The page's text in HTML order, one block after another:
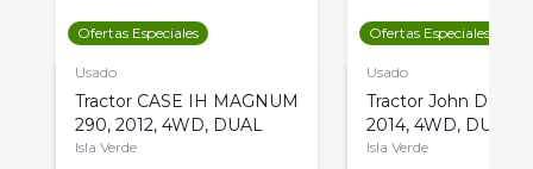
Ofertas Especiales
Usado
Tractor CASE IH MAGNUM
290, 2012, 4WD, DUAL
Isla Verde
Ofertas Especiales
Usado
Tractor John Deere
2014, 4WD, DUAL
Isla Verde